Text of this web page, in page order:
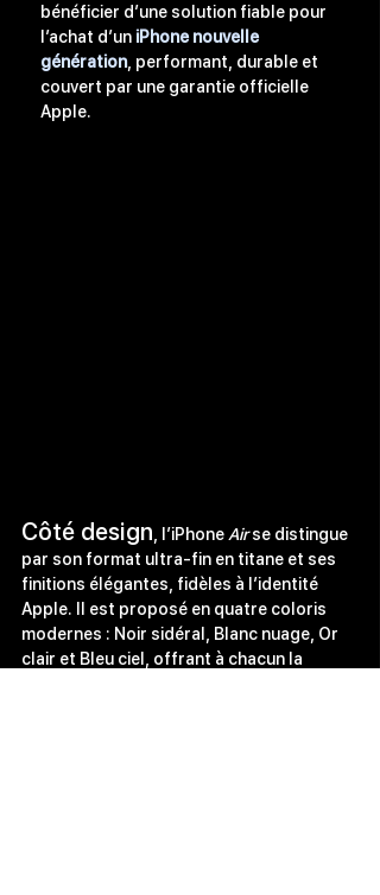
bénéficier d’une solution fiable pour
l’achat d’un iPhone nouvelle
génération, performant, durable et
couvert par une garantie officielle
Apple.
Côté design , l’iPhone Air se distingue
par son format ultra-fin en titane et ses
finitions élégantes, fidèles à l’identité
Apple. Il est proposé en quatre coloris
modernes : Noir sidéral, Blanc nuage, Or
clair et Bleu ciel, offrant à chacun la